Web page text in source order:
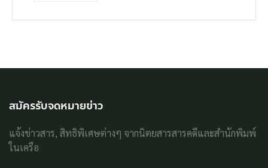
สมัครรับจดหมายข่าว
แจ้งข่าวสาร, สิทธิพิเศษต่างๆ จากนิตยสารสารคดีและสำนักพิมพ์
ในเครือ